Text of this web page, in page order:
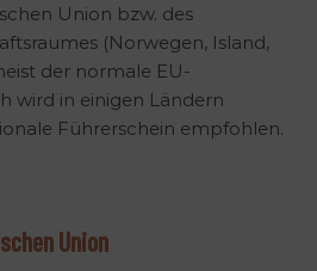
Union bzw. des
(Norwegen, Island,
der normale EU-
wird in einigen Ländern
Führerschein empfohlen.
Union